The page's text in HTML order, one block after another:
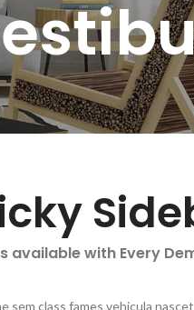
available with Every
sem class fames vehicula